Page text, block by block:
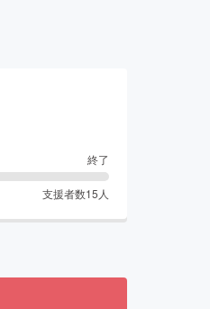
終了
支援者数15 人